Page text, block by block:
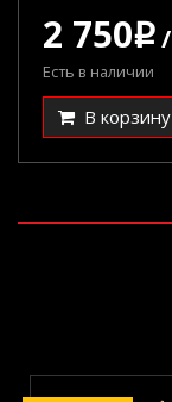
2 750q /
Есть в наличии
В корзину